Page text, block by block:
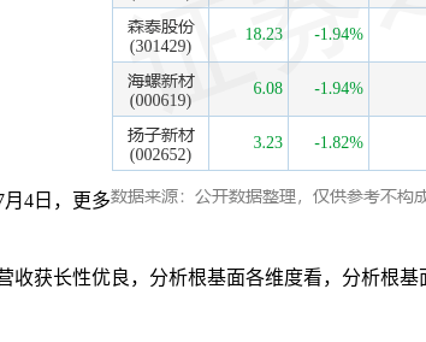
4日，更多
长性优良，分析根基面各维度看，分析根基